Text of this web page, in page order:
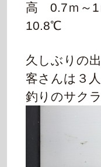
高 0.7ｍ
10.8℃
久しぶりの
客さんは３
釣りのサク